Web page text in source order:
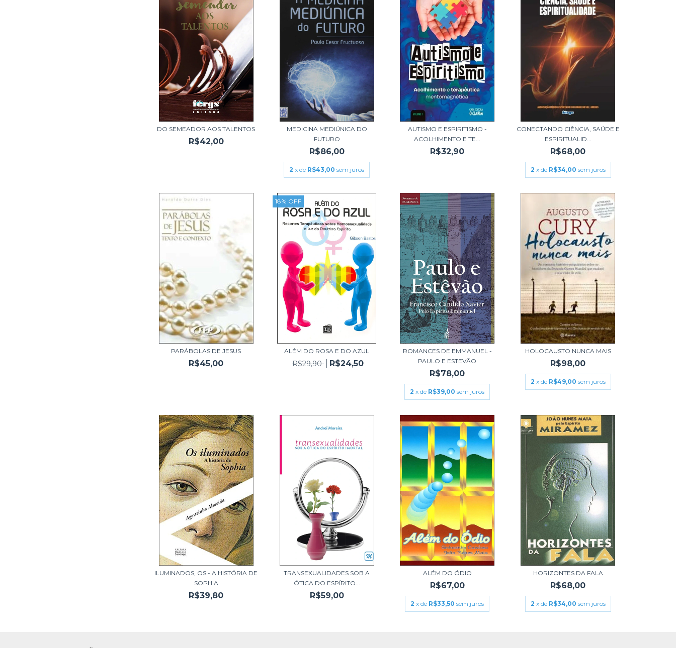
DO SEMEADOR AOS TALENTOS
R$42,00
MEDICINA MEDIÚNICA DO
FUTURO
R$86,00
2 x de R$43,00 sem juros
AUTISMO E ESPIRITISMO -
ACOLHIMENTO E TE...
R$32,90
CONECTANDO CIÊNCIA, SAÚDE E
ESPIRITUALID...
R$68,00
2 x de R$34,00 sem juros
PARÁBOLAS DE JESUS
R$45,00
18% OFF
ALÉM DO ROSA E DO AZUL
R$29,90 R$24,50
ROMANCES DE EMMANUEL -
PAULO E ESTEVÃO
R$78,00
2 x de R$39,00 sem juros
HOLOCAUSTO NUNCA MAIS
R$98,00
2 x de R$49,00 sem juros
ILUMINADOS, OS - A HISTÓRIA DE
SOPHIA
R$39,80
TRANSEXUALIDADES SOB A
ÓTICA DO ESPÍRITO...
R$59,00
ALÉM DO ÓDIO
R$67,00
2 x de R$33,50 sem juros
HORIZONTES DA FALA
R$68,00
2 x de R$34,00 sem juros